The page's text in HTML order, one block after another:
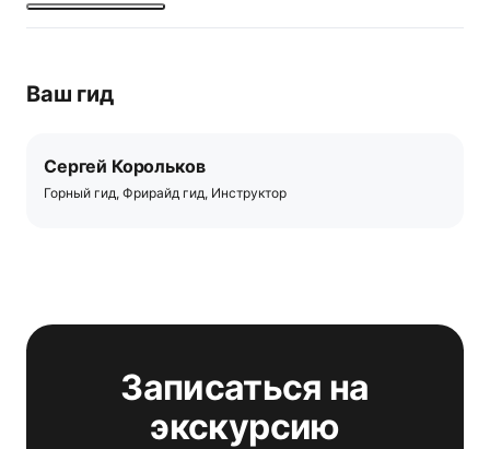
Ваш гид
Сергей Корольков
Горный гид, Фрирайд гид, Инструктор
Записаться на
экскурсию